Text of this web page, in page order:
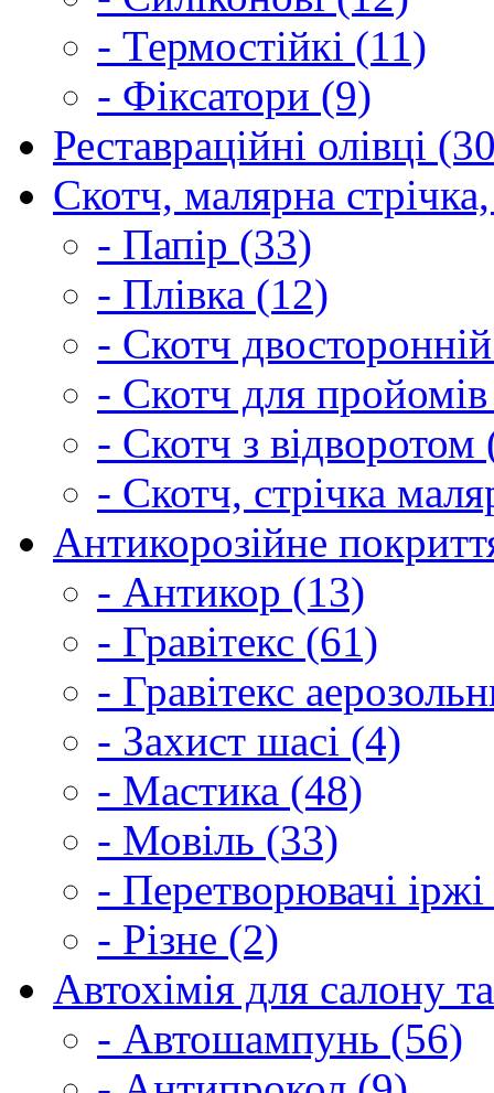
- Термостійкі (11)
- Фіксатори (9)
Реставраційні олівці
Скотч, малярна
- Папір (33)
- Плівка (12)
- Скотч
- Скотч для
- Скотч з відворотом
- Скотч, стрічка
Антикорозійне
- Антикор (13)
- Гравітекс (61)
- Гравітекс
- Захист шасі (4)
- Мастика (48)
- Мовіль (33)
- Перетворювачі
- Різне (2)
Автохімія для салону
- Автошампунь (56)